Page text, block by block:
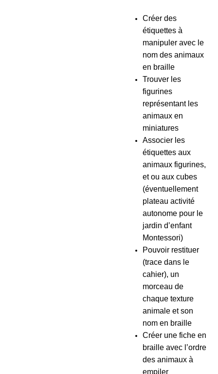
Créer des
étiquettes à
manipuler avec le
nom des animaux
en braille
Trouver les
figurines
représentant les
animaux en
miniatures
Associer les
étiquettes aux
animaux figurines,
et ou aux cubes
(éventuellement
plateau activité
autonome pour le
jardin d’enfant
Montessori)
Pouvoir restituer
(trace dans le
cahier), un
morceau de
chaque texture
animale et son
nom en braille
Créer une fiche en
braille avec l’ordre
des animaux à
empiler